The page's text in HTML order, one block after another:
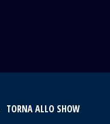
TORNA ALLO SHOW